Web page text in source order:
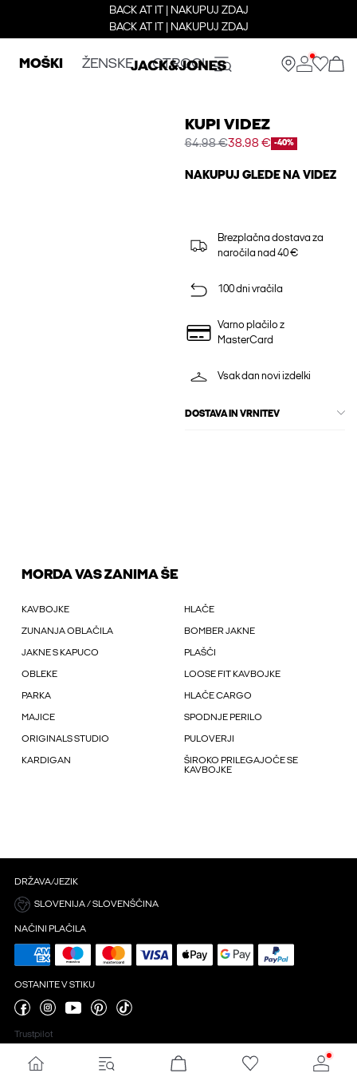
BACK AT IT | NAKUPUJ ZDAJ
BACK AT IT | NAKUPUJ ZDAJ
MOŠKI ŽENSKE OTROCI
KUPI VIDEZ
64.98 €38.98 € -40%
NAKUPUJ GLEDE NA VIDEZ
Brezplačna dostava za
naročila nad 40 €
100 dni vračila
Varno plačilo z
MasterCard
Vsak dan novi izdelki
DOSTAVA IN VRNITEV
MORDA VAS ZANIMA ŠE
KAVBOJKE HLAČE
ZUNANJA OBLAČILA BOMBER JAKNE
JAKNE S KAPUCO PLAŠČI
OBLEKE LOOSE FIT KAVBOJKE
PARKA HLAČE CARGO
MAJICE SPODNJE PERILO
ORIGINALS STUDIO PULOVERJI
KARDIGAN
ŠIROKO PRILEGAJOČE SE
KAVBOJKE
DRŽAVA/JEZIK
SLOVENIJA / SLOVENŠČINA
NAČINI PLAČILA
OSTANITE V STIKU
Trustpilot